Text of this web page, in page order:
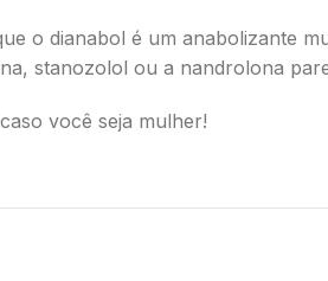
o dianabol é um anabolizante
stanozolol ou a nandrolona
você seja mulher!